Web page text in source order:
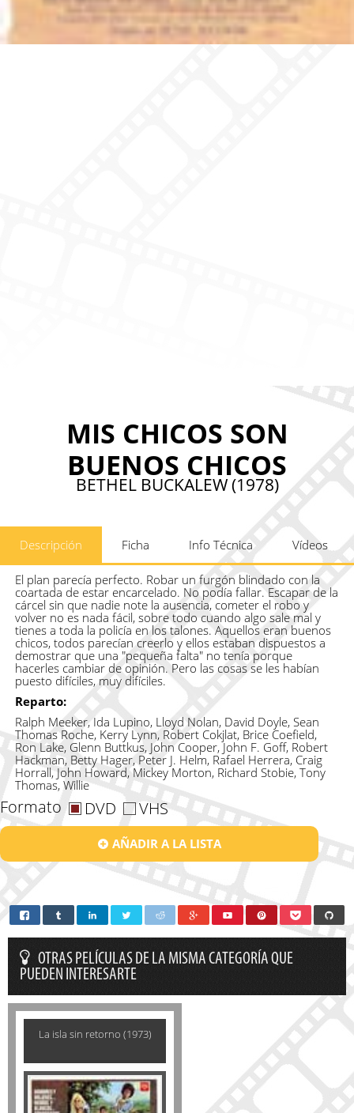
MIS CHICOS SON
BUENOS CHICOS
BETHEL BUCKALEW (1978)
Descripción Ficha Info Técnica Vídeos
El plan parecía perfecto. Robar un furgón blindado con la
coartada de estar encarcelado. No podía fallar. Escapar de la
cárcel sin que nadie note la ausencia, cometer el robo y
volver no es nada fácil, sobre todo cuando algo sale mal y
tienes a toda la policía en los talones. Aquellos eran buenos
chicos, todos parecían creerlo y ellos estaban dispuestos a
demostrar que una "pequeña falta" no tenía porque
hacerles cambiar de opinión. Pero las cosas se les habían
puesto difíciles, muy difíciles.
Reparto:
Ralph Meeker, Ida Lupino, Lloyd Nolan, David Doyle, Sean
Thomas Roche, Kerry Lynn, Robert Cokjlat, Brice Coefield,
Ron Lake, Glenn Buttkus, John Cooper, John F. Goff, Robert
Hackman, Betty Hager, Peter J. Helm, Rafael Herrera, Craig
Horrall, John Howard, Mickey Morton, Richard Stobie, Tony
Thomas, Willie
Formato DVD VHS
AÑADIR A LA LISTA
OTRAS PELÍCULAS DE LA MISMA CATEGORÍA QUE
PUEDEN INTERESARTE
La isla sin retorno (1973)